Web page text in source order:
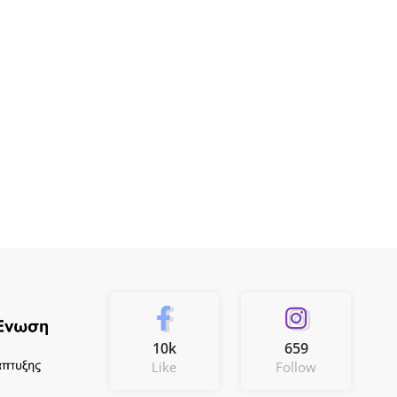
10k
Like
659
Follow